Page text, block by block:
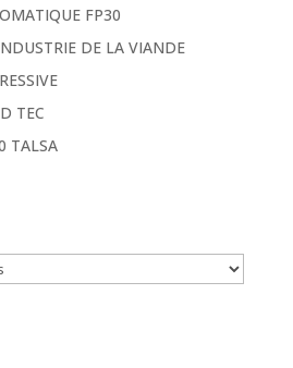
FP30
DE LA VIANDE
TEC
TALSA